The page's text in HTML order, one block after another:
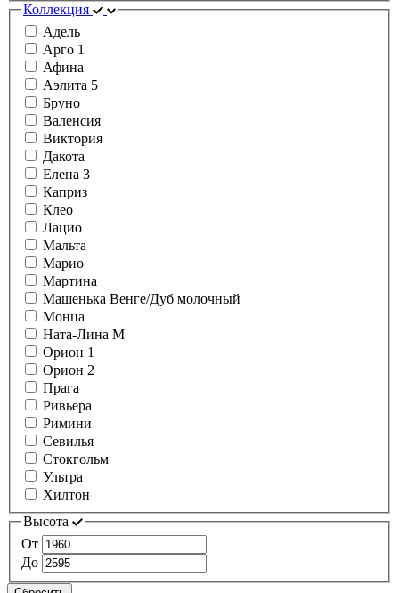
Коллекция
Адель
Арго 1
Афина
Аэлита 5
Бруно
Валенсия
Виктория
Дакота
Елена 3
Каприз
Клео
Лацио
Мальта
Марио
Мартина
Машенька Венге/Дуб молочный
Монца
Ната-Лина М
Орион 1
Орион 2
Прага
Ривьера
Римини
Севилья
Стокгольм
Ультра
Хилтон
Высота
От
До